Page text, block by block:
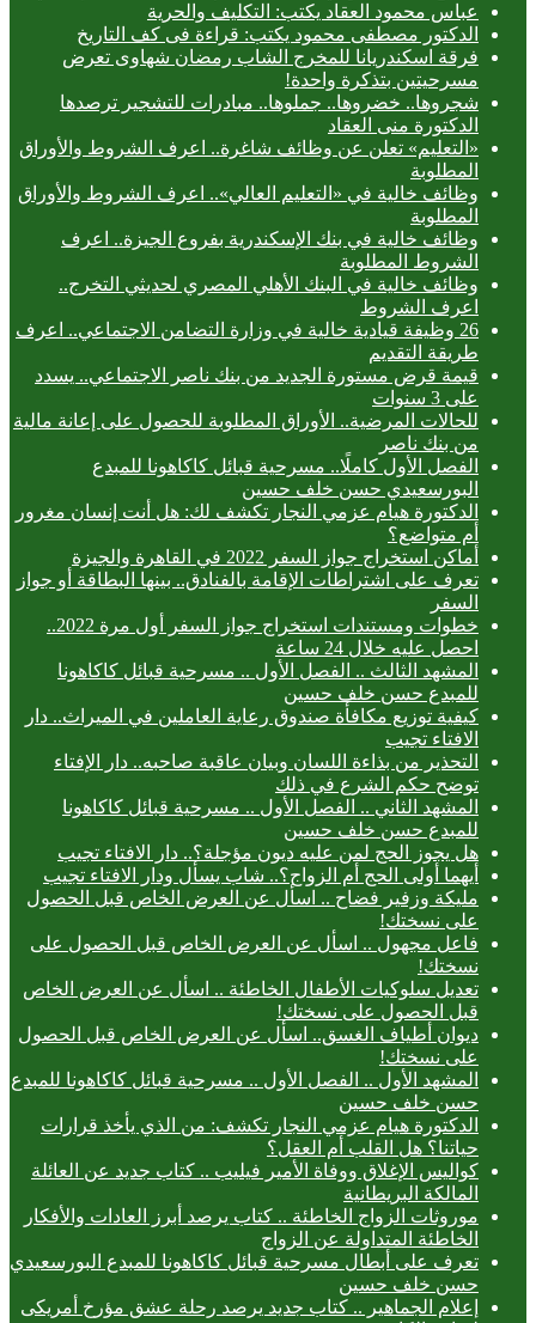
عباس محمود العقاد يكتب: التكليف والحرية
الدكتور مصطفى محمود يكتب: قراءة فى كف التاريخ
فرقة اسكندريانا للمخرج الشاب رمضان شهاوى تعرض
مسرحيتين بتذكرة واحدة!
شجروها.. خضروها.. جملوها.. مبادرات للتشجير ترصدها
الدكتورة منى العقاد
«التعليم» تعلن عن وظائف شاغرة.. اعرف الشروط والأوراق
المطلوبة
وظائف خالية في «التعليم العالي».. اعرف الشروط والأوراق
المطلوبة
وظائف خالية في بنك الإسكندرية بفروع الجيزة.. اعرف
الشروط المطلوبة
وظائف خالية في البنك الأهلي المصري لحديثي التخرج..
اعرف الشروط
26 وظيفة قيادية خالية في وزارة التضامن الاجتماعي.. اعرف
طريقة التقديم
قيمة قرض مستورة الجديد من بنك ناصر الاجتماعي.. يسدد
على 3 سنوات
للحالات المرضية.. الأوراق المطلوبة للحصول على إعانة مالية
من بنك ناصر
الفصل الأول كاملًا.. مسرحية قبائل كاكاهونا للمبدع
البورسعيدي حسن خلف حسين
الدكتورة هيام عزمي النجار تكشف لك: هل أنت إنسان مغرور
أم متواضع؟
أماكن استخراج جواز السفر 2022 في القاهرة والجيزة
تعرف على اشتراطات الإقامة بالفنادق.. بينها البطاقة أو جواز
السفر
خطوات ومستندات استخراج جواز السفر أول مرة 2022..
احصل عليه خلال 24 ساعة
المشهد الثالث .. الفصل الأول .. مسرحية قبائل كاكاهونا
للمبدع حسن خلف حسين
كيفية توزيع مكافأة صندوق رعاية العاملين في الميراث.. دار
الافتاء تجيب
التحذير من بذاءة اللسان وبيان عاقبة صاحبه.. دار الإفتاء
توضح حكم الشرع في ذلك
المشهد الثاني .. الفصل الأول .. مسرحية قبائل كاكاهونا
للمبدع حسن خلف حسين
هل يجوز الحج لمن عليه ديون مؤجلة؟.. دار الافتاء تجيب
أيهما أولى الحج أم الزواج؟.. شاب يسأل ودار الافتاء تجيب
مليكة وزفير فضاح .. اسأل عن العرض الخاص قبل الحصول
على نسختك!
فاعل مجهول .. اسأل عن العرض الخاص قبل الحصول على
نسختك!
تعديل سلوكيات الأطفال الخاطئة .. اسأل عن العرض الخاص
قبل الحصول على نسختك!
ديوان أطياف الغسق.. اسأل عن العرض الخاص قبل الحصول
على نسختك!
المشهد الأول .. الفصل الأول .. مسرحية قبائل كاكاهونا للمبدع
حسن خلف حسين
الدكتورة هيام عزمي النجار تكشف: من الذي يأخذ قرارات
حياتنا؟ هل القلب أم العقل؟
كواليس الإغلاق ووفاة الأمير فيليب .. كتاب جديد عن العائلة
المالكة البريطانية
موروثات الزواج الخاطئة .. كتاب يرصد أبرز العادات والأفكار
الخاطئة المتداولة عن الزواج
تعرف على أبطال مسرحية قبائل كاكاهونا للمبدع البورسعيدي
حسن خلف حسين
إعلام الجماهير .. كتاب جديد يرصد رحلة عشق مؤرخ أمريكى